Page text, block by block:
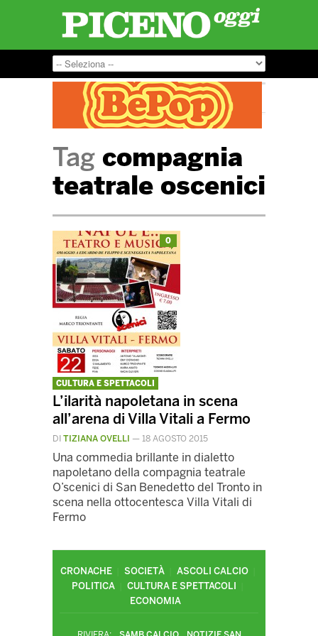
Tag compagnia
teatrale oscenici
0
CULTURA E SPETTACOLI
L’ilarità napoletana in scena
all’arena di Villa Vitali a Fermo
DI TIZIANA OVELLI — 18 AGOSTO 2015
Una commedia brillante in dialetto
napoletano della compagnia teatrale
O’scenici di San Benedetto del Tronto in
scena nella ottocentesca Villa Vitali di
Fermo
CRONACHE SOCIETÀ
ASCOLI CALCIO
POLITICA
CULTURA E SPETTACOLI
ECONOMIA